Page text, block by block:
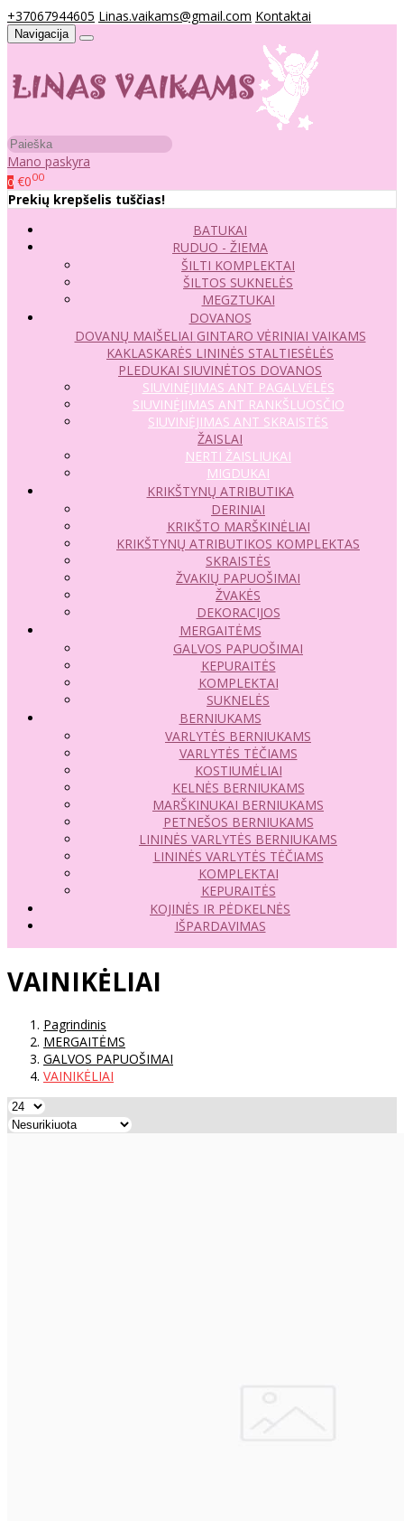
+37067944605 Linas.vaikams@gmail.com Kontaktai
Navigacija
Mano paskyra
0 €000
Prekių krepšelis tuščias!
BATUKAI
RUDUO - ŽIEMA
ŠILTI KOMPLEKTAI
ŠILTOS SUKNELĖS
MEGZTUKAI
DOVANOS
DOVANŲ MAIŠELIAI GINTARO VĖRINIAI VAIKAMS
KAKLASKARĖS LININĖS STALTIESĖLĖS
PLEDUKAI SIUVINĖTOS DOVANOS
SIUVINĖJIMAS ANT PAGALVĖLĖS
SIUVINĖJIMAS ANT RANKŠLUOSČIO
SIUVINĖJIMAS ANT SKRAISTĖS
ŽAISLAI
NERTI ŽAISLIUKAI
MIGDUKAI
KRIKŠTYNŲ ATRIBUTIKA
DERINIAI
KRIKŠTO MARŠKINĖLIAI
KRIKŠTYNŲ ATRIBUTIKOS KOMPLEKTAS
SKRAISTĖS
ŽVAKIŲ PAPUOŠIMAI
ŽVAKĖS
DEKORACIJOS
MERGAITĖMS
GALVOS PAPUOŠIMAI
KEPURAITĖS
KOMPLEKTAI
SUKNELĖS
BERNIUKAMS
VARLYTĖS BERNIUKAMS
VARLYTĖS TĖČIAMS
KOSTIUMĖLIAI
KELNĖS BERNIUKAMS
MARŠKINUKAI BERNIUKAMS
PETNEŠOS BERNIUKAMS
LININĖS VARLYTĖS BERNIUKAMS
LININĖS VARLYTĖS TĖČIAMS
KOMPLEKTAI
KEPURAITĖS
KOJINĖS IR PĖDKELNĖS
IŠPARDAVIMAS
VAINIKĖLIAI
Pagrindinis
MERGAITĖMS
GALVOS PAPUOŠIMAI
VAINIKĖLIAI